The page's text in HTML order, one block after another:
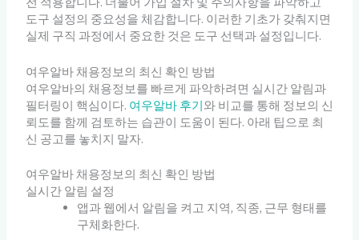
도구 설정의 중요성을 체감합니다. 이러한 기초가 갖춰지면
실제 구직 과정에서 중요한 것은 도구 선택과 설정입니다.
여우알바 채용정보의 최신 확인 방법
여우알바의 채용정보를 빠르게 파악하려면 실시간 알림과
필터링이 핵심이다. 여우알바 후기와 비교를 통해 정보의 신
뢰도를 함께 검토하는 습관이 도움이 된다. 아래 팁으로 최
신 공고를 놓치지 말자.
여우알바 채용정보의 최신 확인 방법
실시간 알림 설정
앱과 웹에서 알림을 켜고 지역, 직종, 근무 형태를
구체화한다.